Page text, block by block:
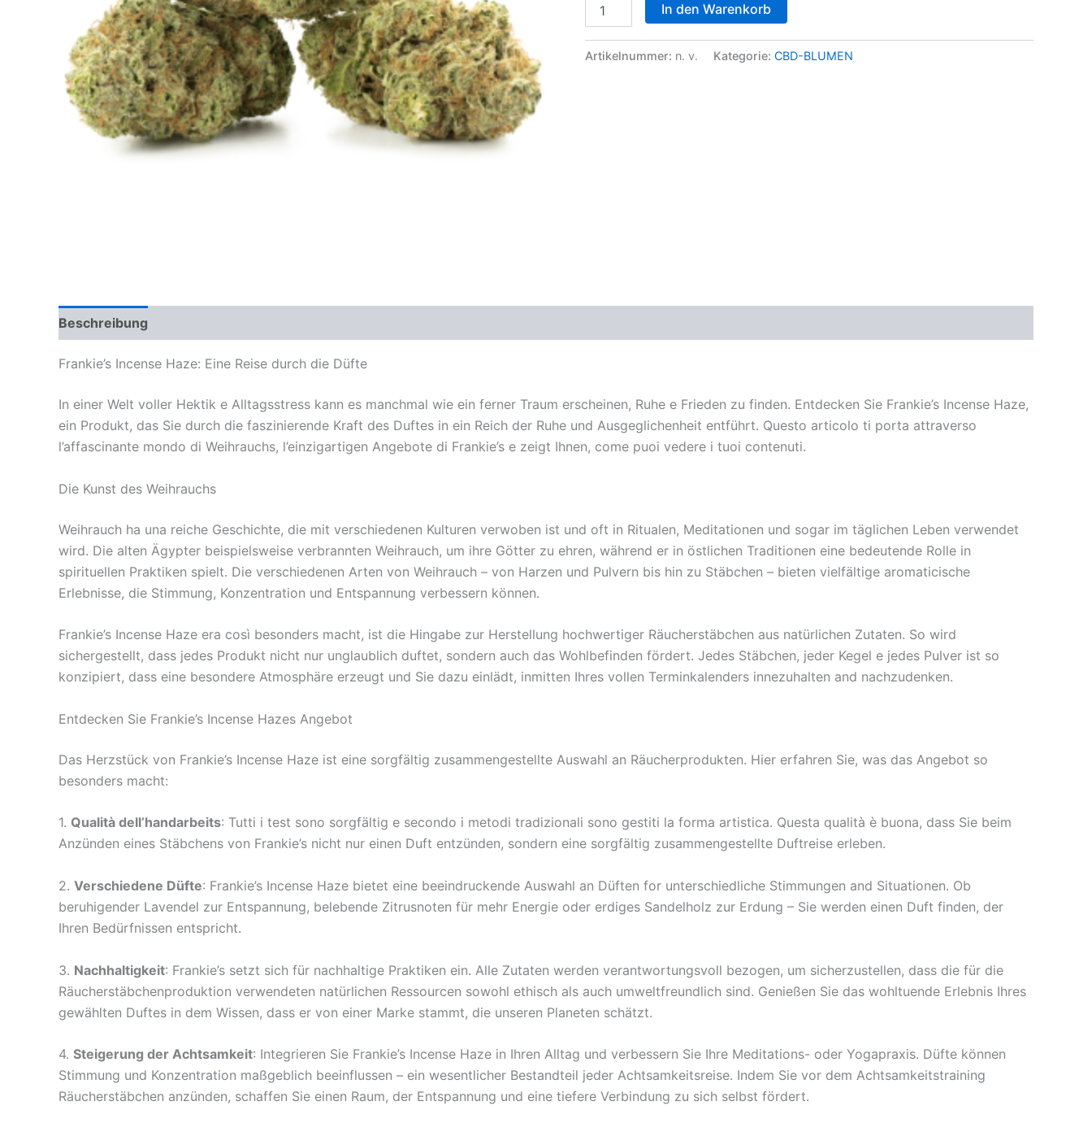
Weihrauch-
Menge
In den Warenkorb
Artikelnummer: n. v. Kategorie: CBD-BLUMEN
Beschreibung
Frankie’s Incense Haze: Eine Reise durch die Düfte
In einer Welt voller Hektik e Alltagsstress kann es manchmal wie ein ferner Traum erscheinen, Ruhe e Frieden zu finden. Entdecken Sie Frankie’s Incense Haze,
ein Produkt, das Sie durch die faszinierende Kraft des Duftes in ein Reich der Ruhe und Ausgeglichenheit entführt. Questo articolo ti porta attraverso
l’affascinante mondo di Weihrauchs, l’einzigartigen Angebote di Frankie’s e zeigt Ihnen, come puoi vedere i tuoi contenuti.
Die Kunst des Weihrauchs
Weihrauch ha una reiche Geschichte, die mit verschiedenen Kulturen verwoben ist und oft in Ritualen, Meditationen und sogar im täglichen Leben verwendet
wird. Die alten Ägypter beispielsweise verbrannten Weihrauch, um ihre Götter zu ehren, während er in östlichen Traditionen eine bedeutende Rolle in
spirituellen Praktiken spielt. Die verschiedenen Arten von Weihrauch – von Harzen und Pulvern bis hin zu Stäbchen – bieten vielfältige aromaticische
Erlebnisse, die Stimmung, Konzentration und Entspannung verbessern können.
Frankie’s Incense Haze era così besonders macht, ist die Hingabe zur Herstellung hochwertiger Räucherstäbchen aus natürlichen Zutaten. So wird
sichergestellt, dass jedes Produkt nicht nur unglaublich duftet, sondern auch das Wohlbefinden fördert. Jedes Stäbchen, jeder Kegel e jedes Pulver ist so
konzipiert, dass eine besondere Atmosphäre erzeugt und Sie dazu einlädt, inmitten Ihres vollen Terminkalenders innezuhalten and nachzudenken.
Entdecken Sie Frankie’s Incense Hazes Angebot
Das Herzstück von Frankie’s Incense Haze ist eine sorgfältig zusammengestellte Auswahl an Räucherprodukten. Hier erfahren Sie, was das Angebot so
besonders macht:
1. Qualità dell’handarbeits: Tutti i test sono sorgfältig e secondo i metodi tradizionali sono gestiti la forma artistica. Questa qualità è buona, dass Sie beim
Anzünden eines Stäbchens von Frankie’s nicht nur einen Duft entzünden, sondern eine sorgfältig zusammengestellte Duftreise erleben.
2. Verschiedene Düfte: Frankie’s Incense Haze bietet eine beeindruckende Auswahl an Düften for unterschiedliche Stimmungen and Situationen. Ob
beruhigender Lavendel zur Entspannung, belebende Zitrusnoten für mehr Energie oder erdiges Sandelholz zur Erdung – Sie werden einen Duft finden, der
Ihren Bedürfnissen entspricht.
3. Nachhaltigkeit: Frankie’s setzt sich für nachhaltige Praktiken ein. Alle Zutaten werden verantwortungsvoll bezogen, um sicherzustellen, dass die für die
Räucherstäbchenproduktion verwendeten natürlichen Ressourcen sowohl ethisch als auch umweltfreundlich sind. Genießen Sie das wohltuende Erlebnis Ihres
gewählten Duftes in dem Wissen, dass er von einer Marke stammt, die unseren Planeten schätzt.
4. Steigerung der Achtsamkeit: Integrieren Sie Frankie’s Incense Haze in Ihren Alltag und verbessern Sie Ihre Meditations- oder Yogapraxis. Düfte können
Stimmung und Konzentration maßgeblich beeinflussen – ein wesentlicher Bestandteil jeder Achtsamkeitsreise. Indem Sie vor dem Achtsamkeitstraining
Räucherstäbchen anzünden, schaffen Sie einen Raum, der Entspannung und eine tiefere Verbindung zu sich selbst fördert.